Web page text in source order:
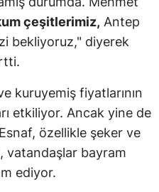
çeşitlerimiz, Antep
bekliyoruz," diyerek
kuruyemiş fiyatlarının
etkiliyor. Ancak yine de
özellikle şeker ve
vatandaşlar bayram
ediyor.